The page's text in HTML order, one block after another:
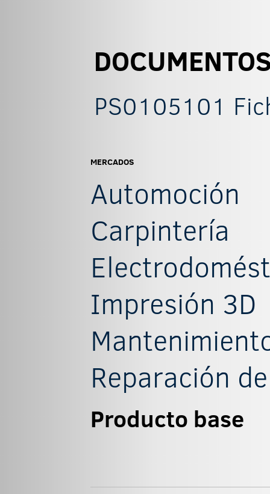
PS0105101
MERCADOS
Automoción
Carpintería
Impresión 3D
Reparación
Producto base